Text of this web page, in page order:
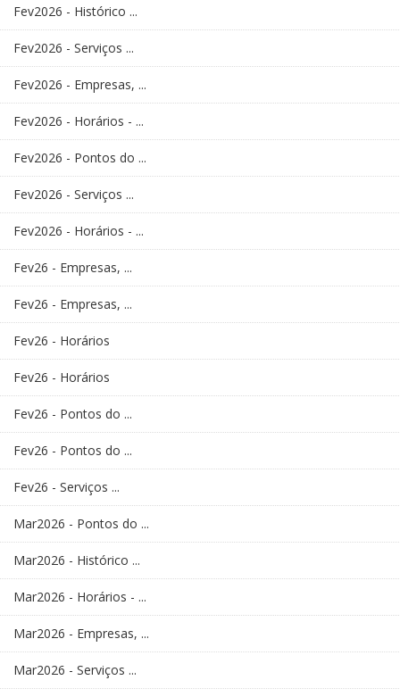
Fev2026 - Histórico ...
Fev2026 - Serviços ...
Fev2026 - Empresas, ...
Fev2026 - Horários - ...
Fev2026 - Pontos do ...
Fev2026 - Serviços ...
Fev2026 - Horários - ...
Fev26 - Empresas, ...
Fev26 - Empresas, ...
Fev26 - Horários
Fev26 - Horários
Fev26 - Pontos do ...
Fev26 - Pontos do ...
Fev26 - Serviços ...
Mar2026 - Pontos do ...
Mar2026 - Histórico ...
Mar2026 - Horários - ...
Mar2026 - Empresas, ...
Mar2026 - Serviços ...